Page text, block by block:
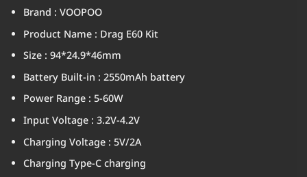
Brand : VOOPOO
Product Name : Drag E60 Kit
Size : 94*24.9*46mm
Battery Built-in : 2550mAh battery
Power Range : 5-60W
Input Voltage : 3.2V-4.2V
Charging Voltage : 5V/2A
Charging Type-C charging